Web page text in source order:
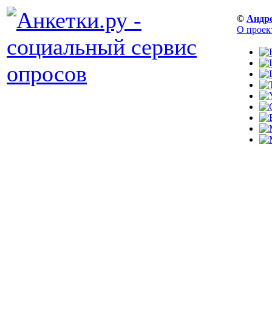
©
О